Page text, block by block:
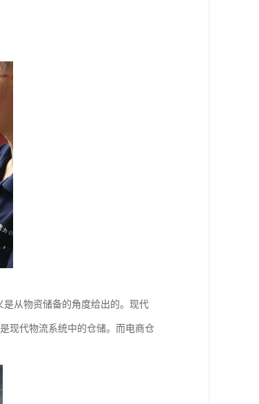
从物资储备的角度给出的。现代
现代物流系统中的仓储。而电商仓